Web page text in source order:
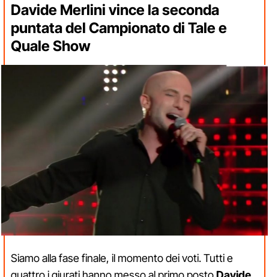
Davide Merlini vince la seconda
puntata del Campionato di Tale e
Quale Show
Siamo alla fase finale, il momento dei voti. Tutti e